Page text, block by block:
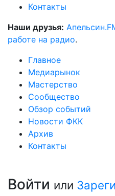
Контакты
Наши друзья:
работе на радио.
Главное
Медиарынок
Мастерство
Сообщество
Обзор событий
Новости ФКК
Архив
Контакты
Войти или